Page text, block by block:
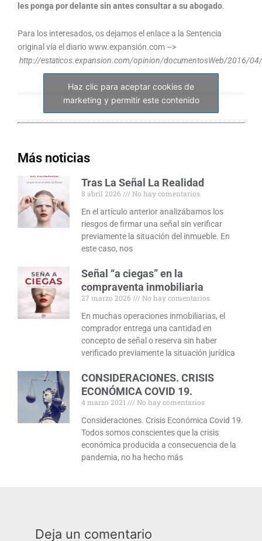
les ponga por delante sin antes consultar a su abogado.
Para los interesados, os dejamos el enlace a la Sentencia
original vía el diario www.expansión.com –>
http://estaticos.expansion.com/opinion/documentosWeb/2016/
Haz clic para aceptar cookies de
marketing y permitir este contenido
Más noticias
Tras La Señal La Realidad
8 abril 2026
No hay comentarios
En el artículo anterior analizábamos los
riesgos de firmar una señal sin verificar
previamente la situación del inmueble. En
este caso, nos
Señal “a ciegas” en la
compraventa inmobiliaria
27 marzo 2026
No hay comentarios
En muchas operaciones inmobiliarias, el
comprador entrega una cantidad en
concepto de señal o reserva sin haber
verificado previamente la situación jurídica
CONSIDERACIONES. CRISIS
ECONÓMICA COVID 19.
4 marzo 2021
No hay comentarios
Consideraciones. Crisis Económica Covid 19.
Todos somos conscientes que la crisis
económica producida a consecuencia de la
pandemia, no ha hecho más
Deja un comentario